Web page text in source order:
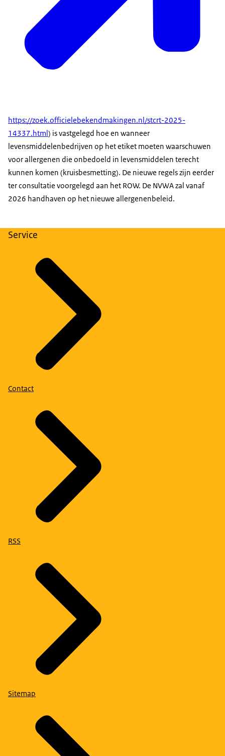
https://zoek.officielebekendmakingen.nl/stcrt-2025-
14337.html ) is vastgelegd hoe en wanneer
levensmiddelenbedrijven op het etiket moeten waarschuwen
voor allergenen die onbedoeld in levensmiddelen terecht
kunnen komen (kruisbesmetting). De nieuwe regels zijn eerder
ter consultatie voorgelegd aan het ROW. De NVWA zal vanaf
2026 handhaven op het nieuwe allergenenbeleid.
Service
Contact
RSS
Sitemap